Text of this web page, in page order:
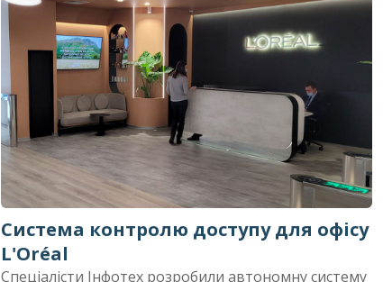
Система контролю доступу для офісу
L'Oréal
Спеціалісти Інфотех розробили автономну систему